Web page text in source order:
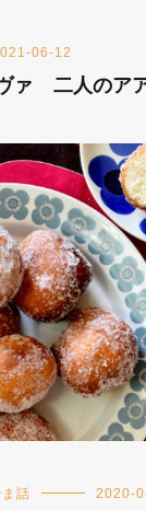
06-12
ァ 二人のア
話 2020-